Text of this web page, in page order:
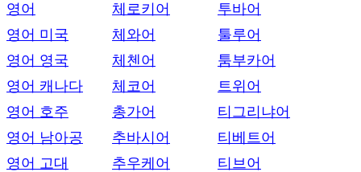
영어
영어 미국
영어 영국
영어 캐나다
영어 호주
영어 남아공
영어 고대
체로키어
체와어
체첸어
체코어
총가어
추바시어
추우케어
투바어
툴루어
툼부카어
트위어
티그리냐어
티베트어
티브어